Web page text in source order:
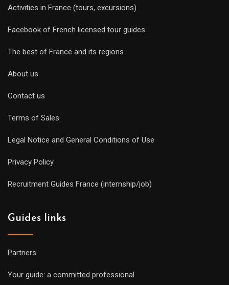
Activities in France (tours, excursions)
Facebook of French licensed tour guides
The best of France and its regions
About us
Contact us
Terms of Sales
Legal Notice and General Conditions of Use
Privacy Policy
Recruitment Guides France (internship/job)
Guides links
Partners
Your guide: a committed professional